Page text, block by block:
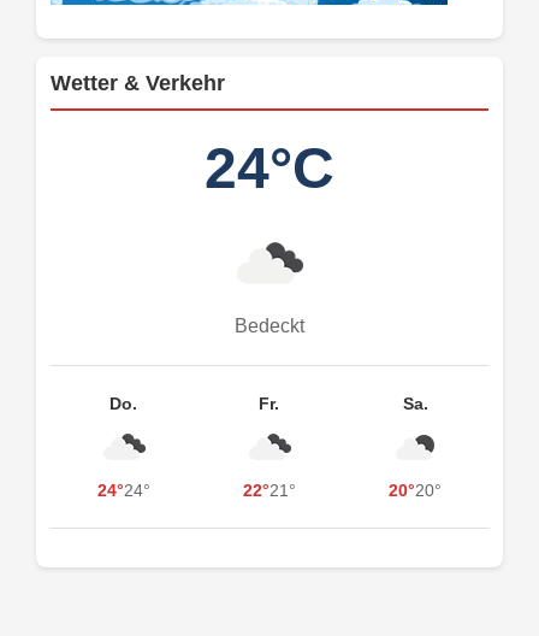
Wetter & Verkehr
24°C
Bedeckt
Do.
24°24°
Fr.
22°21°
Sa.
20°20°